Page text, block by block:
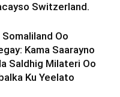
Switzerland.
Oo
Kama Saarayno
Saldhig Milateri Oo
Ku Yeelato